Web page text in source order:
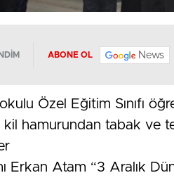
ABONE OL News
Özel Eğitim Sınıfı
kil hamurundan tabak ve
Erkan Atam “3 Aralık